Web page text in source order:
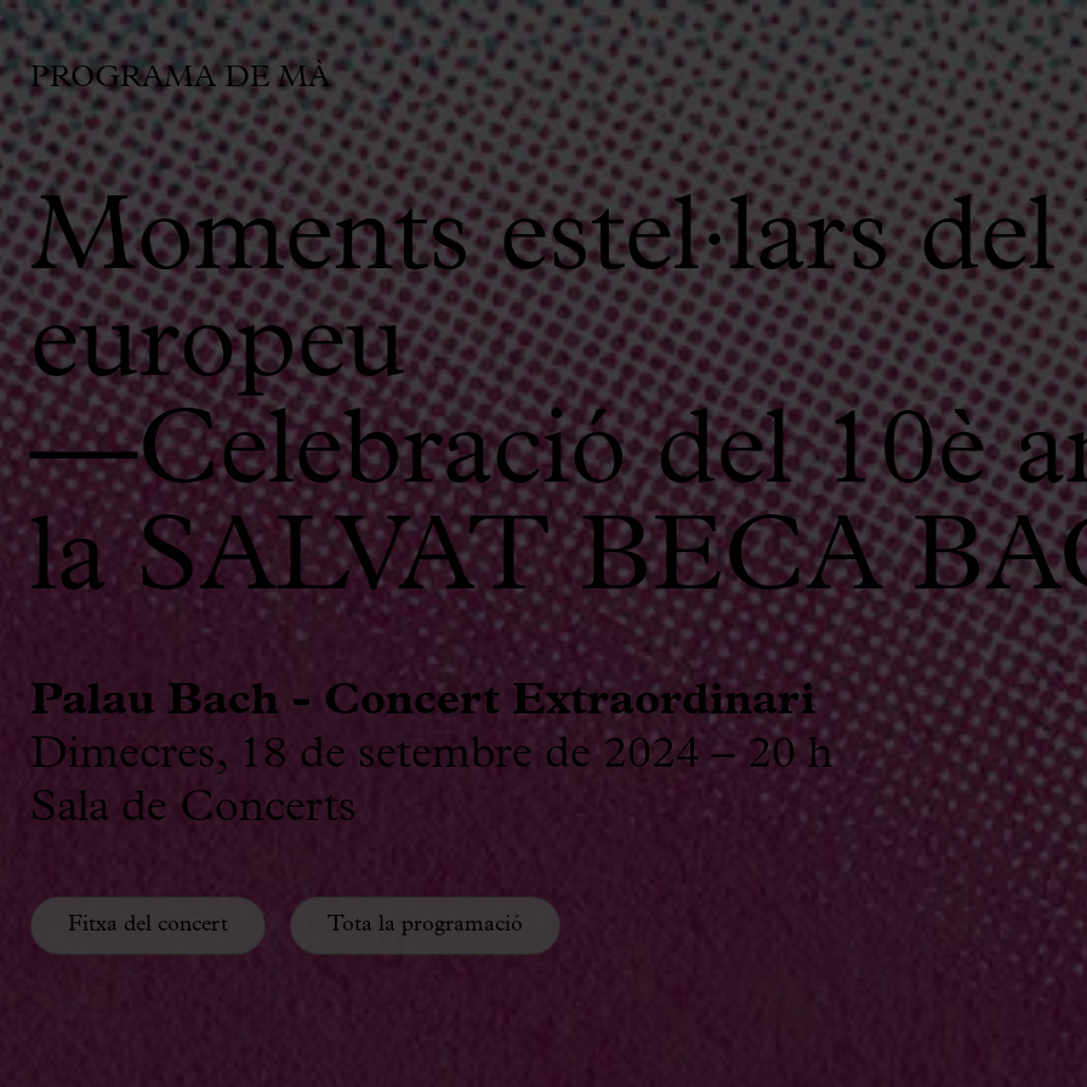
PROGRAMA DE MÀ
Moments estel·lars
europeu
—Celebració del 10è
la SALVAT BECA
Palau Bach - Concert Extraordinari
Dimecres, 18 de setembre de 2024 – 20 h
Sala de Concerts
Fitxa del concert Tota la programació